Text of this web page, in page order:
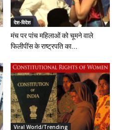
देश-विदेश
मंच पर पांच महिलाओं को चूमने वाले
फिलीपींस के राष्ट्रपति का...
Viral World/Trending